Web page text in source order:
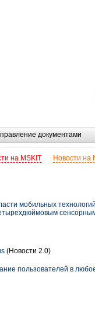
документами
Новости на
на MSKIT
мобильных
(Новости 2.0)
пользователей в